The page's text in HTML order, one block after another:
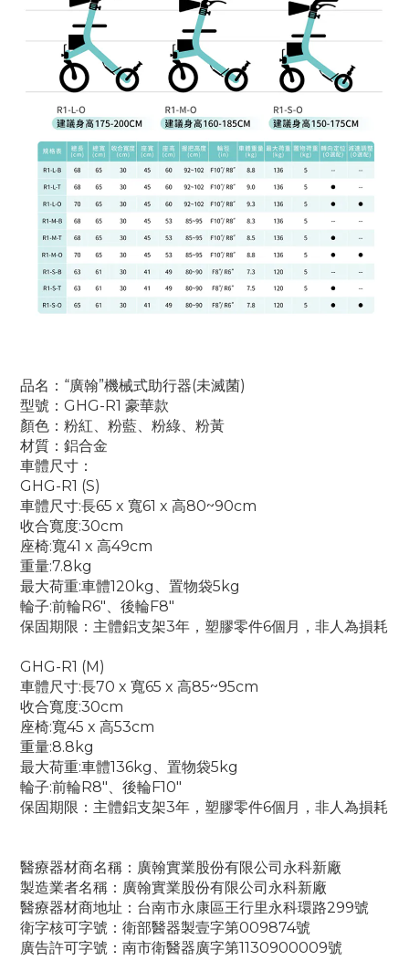
品名：“廣翰”機械式助行器(未滅菌)
型號：GHG-R1 豪華款
顏色：粉紅、粉藍、粉綠、粉黃
材質：鋁合金
車體尺寸：
GHG-R1 (S)
車體尺寸:長65 x 寬61 x 高80~90cm
收合寬度:30cm
座椅:寬41 x 高49cm
重量:7.8kg
最大荷重:車體120kg、置物袋5kg
輪子:前輪R6"、後輪F8"
保固期限：主體鋁支架3年，塑膠零件6個月，非人為損耗
GHG-R1 (M)
車體尺寸:長70 x 寬65 x 高85~95cm
收合寬度:30cm
座椅:寬45 x 高53cm
重量:8.8kg
最大荷重:車體136kg、置物袋5kg
輪子:前輪R8"、後輪F10"
保固期限：主體鋁支架3年，塑膠零件6個月，非人為損耗
醫療器材商名稱：廣翰實業股份有限公司永科新廠
製造業者名稱：廣翰實業股份有限公司永科新廠
醫療器材商地址：台南市永康區王行里永科環路299號
衛字核可字號：衛部醫器製壹字第009874號
廣告許可字號：南市衛醫器廣字第1130900009號